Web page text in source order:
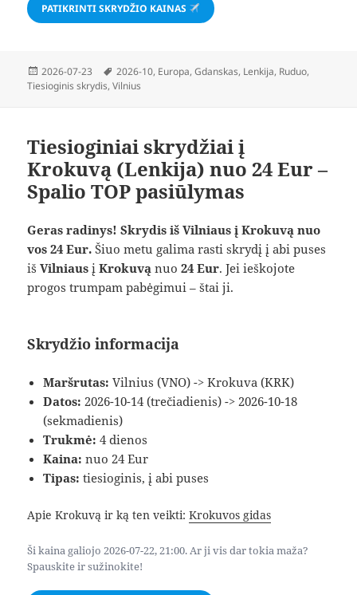
PATIKRINTI SKRYDŽIO KAINAS
Paskelbta
2026-07-23 Žymos
2026-10, Europa,Gdanskas, Lenkija, Ruduo,
Tiesioginis skrydis,Vilnius
Tiesioginiai skrydžiai į
Krokuvą (Lenkija) nuo 24 Eur –
Spalio TOP pasiūlymas
Geras radinys! Skrydis iš Vilniaus į Krokuvą nuo
vos 24 Eur. Šiuo metu galima rasti skrydį į abi puses
išVilniaus įKrokuvą nuo24 Eur. Jei ieškojote
progos trumpam pabėgimui – štai ji.
Skrydžio informacija
Maršrutas: Vilnius (VNO) -> Krokuva (KRK)
Datos: 2026-10-14 (trečiadienis) -> 2026-10-18
(sekmadienis)
Trukmė: 4 dienos
Kaina: nuo 24 Eur
Tipas: tiesioginis, į abi puses
Apie Krokuvą ir ką ten veikti:Krokuvos gidas
Ši kaina galiojo 2026-07-22, 21:00. Ar ji vis dar tokia maža?
Spauskite ir sužinokite!